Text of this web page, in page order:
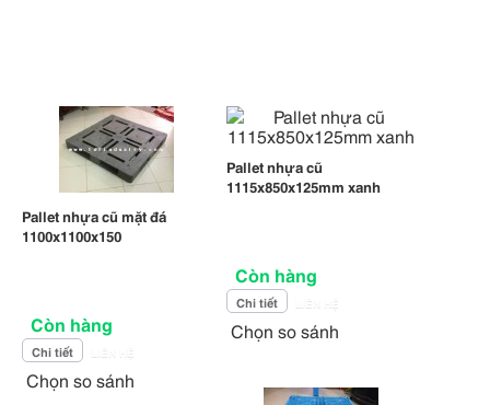
Pallet nhựa cũ mặt đá
1100x1100x150
Còn hàng
Chi tiết
Chọn so sánh
Pallet nhựa cũ
1115x850x125mm xanh
Còn hàng
Chi tiết
Chọn so sánh